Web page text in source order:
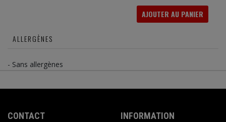
AJOUTER AU PANIER
ALLERGÈNES
- Sans allergènes
CONTACT INFORMATION